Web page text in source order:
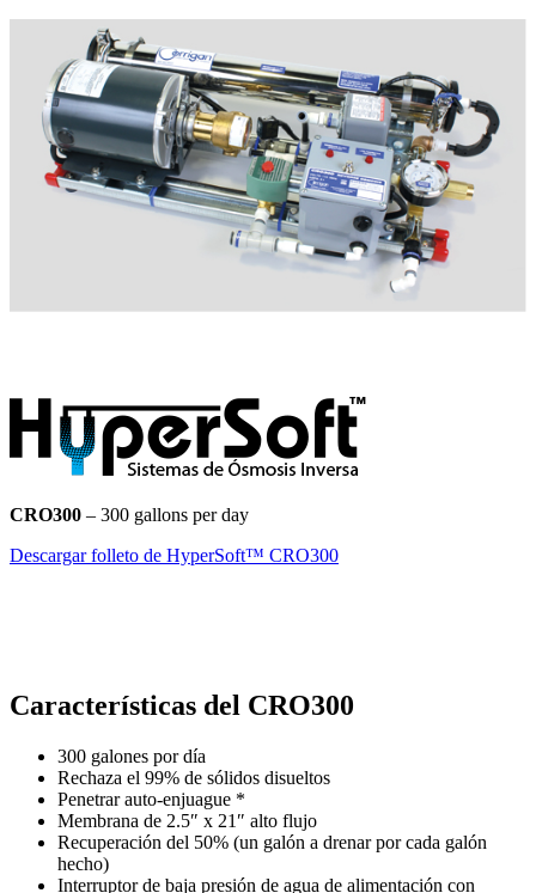
CRO300 – 300 gallons per day
Descargar folleto de HyperSoft™ CRO300
Características del CRO300
300 galones por día
Rechaza el 99% de sólidos disueltos
Penetrar auto-enjuague *
Membrana de 2.5″ x 21″ alto flujo
Recuperación del 50% (un galón a drenar por cada galón
hecho)
Interruptor de baja presión de agua de alimentación con